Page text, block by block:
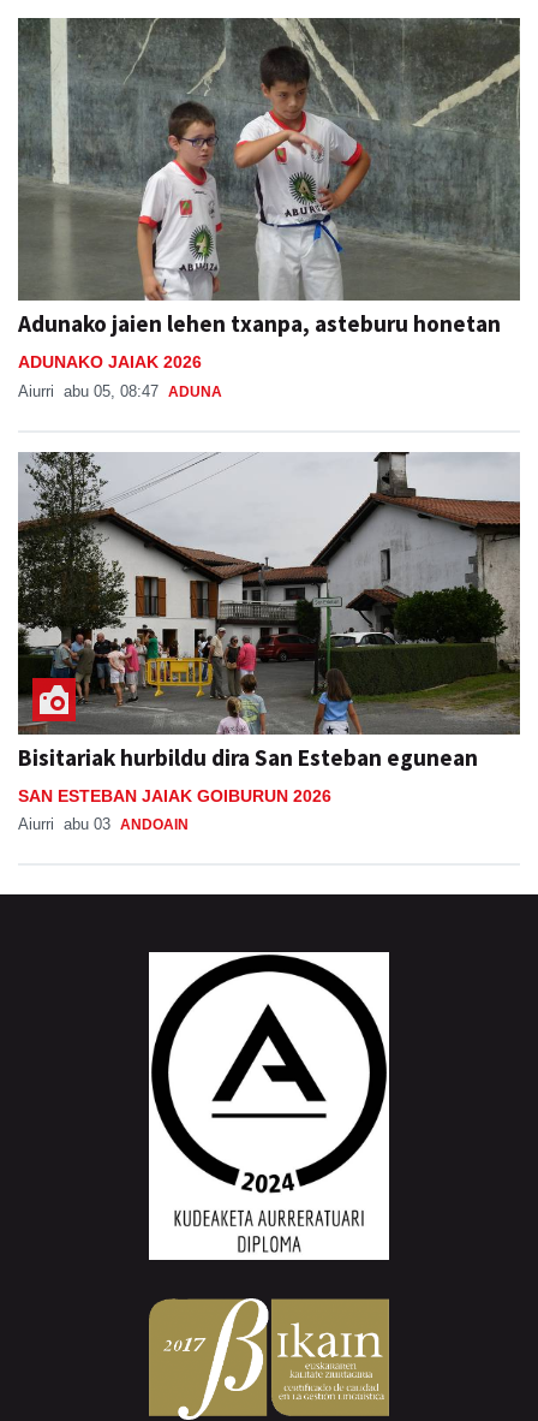
Adunako jaien lehen txanpa, asteburu honetan
ADUNAKO JAIAK 2026
Aiurri abu 05, 08:47 ADUNA
Bisitariak hurbildu dira San Esteban egunean
SAN ESTEBAN JAIAK GOIBURUN 2026
Aiurri abu 03 ANDOAIN